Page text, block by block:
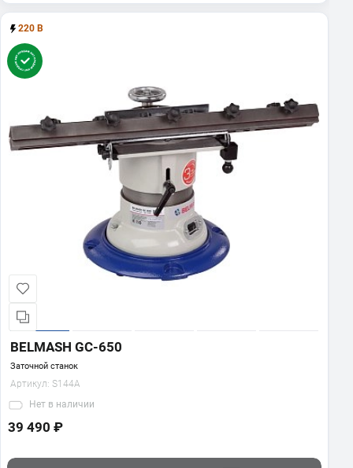
220 В
BELMASH GC-650
Заточной станок
Артикул: S144A
Нет в наличии
39 490 ₽